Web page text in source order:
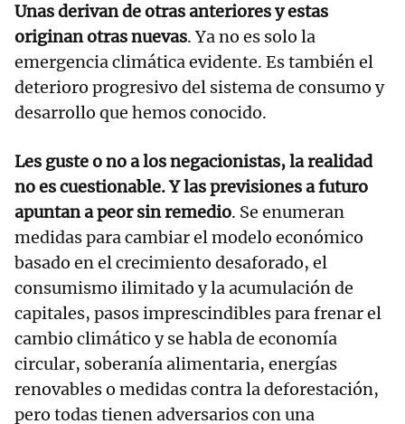
Unas derivan de otras anteriores y estas
originan otras nuevas. Ya no es solo la
emergencia climática evidente. Es también el
deterioro progresivo del sistema de consumo y
desarrollo que hemos conocido.
Les guste o no a los negacionistas, la realidad
no es cuestionable. Y las previsiones a futuro
apuntan a peor sin remedio. Se enumeran
medidas para cambiar el modelo económico
basado en el crecimiento desaforado, el
consumismo ilimitado y la acumulación de
capitales, pasos imprescindibles para frenar el
cambio climático y se habla de economía
circular, soberanía alimentaria, energías
renovables o medidas contra la deforestación,
pero todas tienen adversarios con una